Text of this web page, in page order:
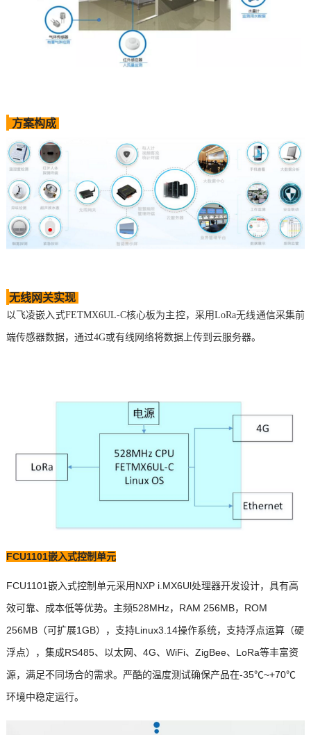
方案构成
无线网关实现
以 飞凌嵌入式FETMX6UL-C核心板为主控，采用LoRa无线通信采集前
端传感器数据，通过4G或有线网络将数据上传到云服务器。
FCU1101嵌入式控制单元
FCU1101嵌入式控制单元采用NXPi.MX6Ul处理器开发设计，具有高
效可靠、成本低等优势。主频528MHz，RAM 256MB，ROM
256MB（可扩展1GB），支持Linux3.14操作系统，支持浮点运算（硬
浮点），集成RS485、以太网、4G、WiFi、ZigBee、LoRa等丰富资
源，满足不同场合的需求。严酷的温度测试确保产品在-35℃~+70℃
环境中稳定运行。